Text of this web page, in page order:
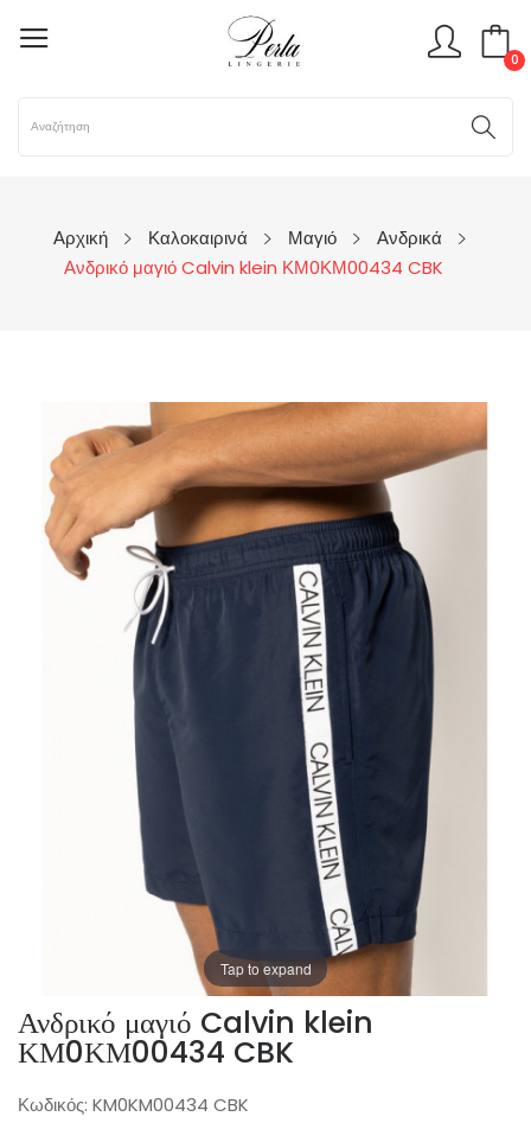
0
Αρχική Καλοκαιρινά Μαγιό
Ανδρικά
Ανδρικό μαγιό Calvin klein ΚΜ0ΚΜ00434 CBK
Tap to expand
Ανδρικό μαγιό Calvin klein
ΚΜ0ΚΜ00434 CBK
Κωδικός: KM0KM00434 CBK